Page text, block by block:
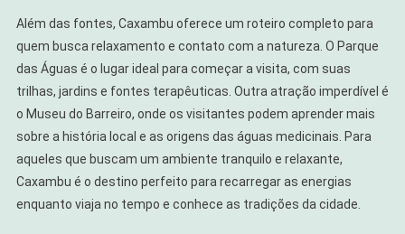
Além das fontes, Caxambu oferece um roteiro completo para
quem busca relaxamento e contato com a natureza. O Parque
das Águas é o lugar ideal para começar a visita, com suas
trilhas, jardins e fontes terapêuticas. Outra atração imperdível é
o Museu do Barreiro, onde os visitantes podem aprender mais
sobre a história local e as origens das águas medicinais. Para
aqueles que buscam um ambiente tranquilo e relaxante,
Caxambu é o destino perfeito para recarregar as energias
enquanto viaja no tempo e conhece as tradições da cidade.